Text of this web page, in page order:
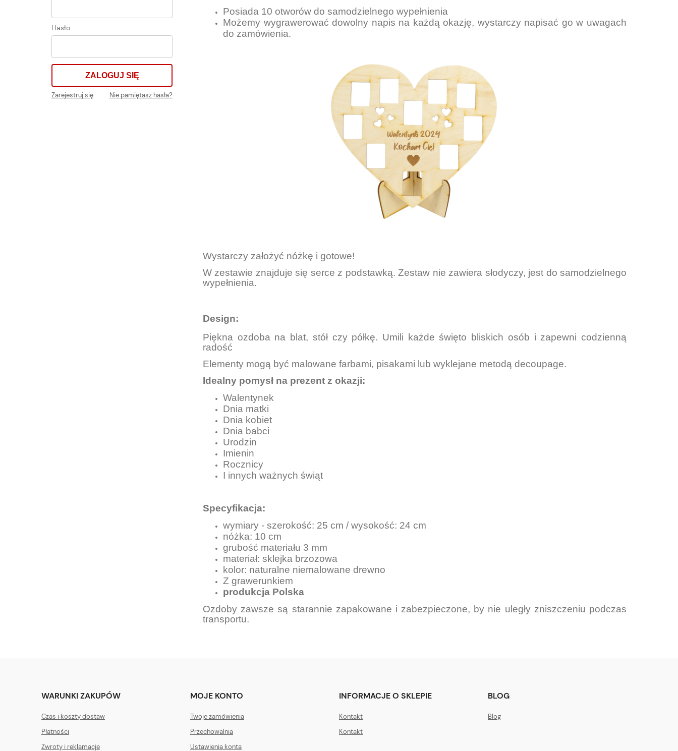
Hasło:
ZALOGUJ SIĘ
Nie pamiętasz hasła?
Zarejestruj się
Posiada 10 otworów do samodzielnego wypełnienia
Możemy wygrawerować dowolny napis na każdą okazję, wystarczy napisać go w uwagach
do zamówienia.
Wystarczy założyć nóżkę i gotowe!
W zestawie znajduje się serce z podstawką. Zestaw nie zawiera słodyczy, jest do samodzielnego
wypełnienia.
Design:
Piękna ozdoba na blat, stół czy półkę. Umili każde święto bliskich osób i zapewni codzienną
radość
Elementy mogą być malowane farbami, pisakami lub wyklejane metodą decoupage.
Idealny pomysł na prezent z okazji:
Walentynek
Dnia matki
Dnia kobiet
Dnia babci
Urodzin
Imienin
Rocznicy
I innych ważnych świąt
Specyfikacja:
wymiary - szerokość: 25 cm / wysokość: 24 cm
nóżka: 10 cm
grubość materiału 3 mm
materiał: sklejka brzozowa
kolor: naturalne niemalowane drewno
Z grawerunkiem
produkcja Polska
Ozdoby zawsze są starannie zapakowane i zabezpieczone, by nie uległy zniszczeniu podczas
transportu.
WARUNKI ZAKUPÓW
Czas i koszty dostaw
Płatności
Zwroty i reklamacje
MOJE KONTO
Twoje zamówienia
Przechowalnia
Ustawienia konta
INFORMACJE O SKLEPIE
Kontakt
Kontakt
BLOG
Blog